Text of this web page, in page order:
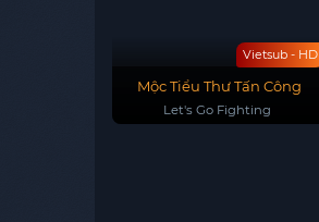
Vietsub - HD
Mộc Tiểu Thư Tấn Công
Let's Go Fighting